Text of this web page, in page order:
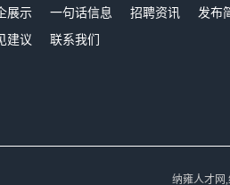
展示 一句话信息 招聘资讯 发布
建议 联系我们
纳雍人才网